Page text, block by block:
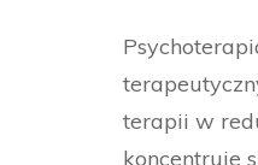
terapii w
koncentruje